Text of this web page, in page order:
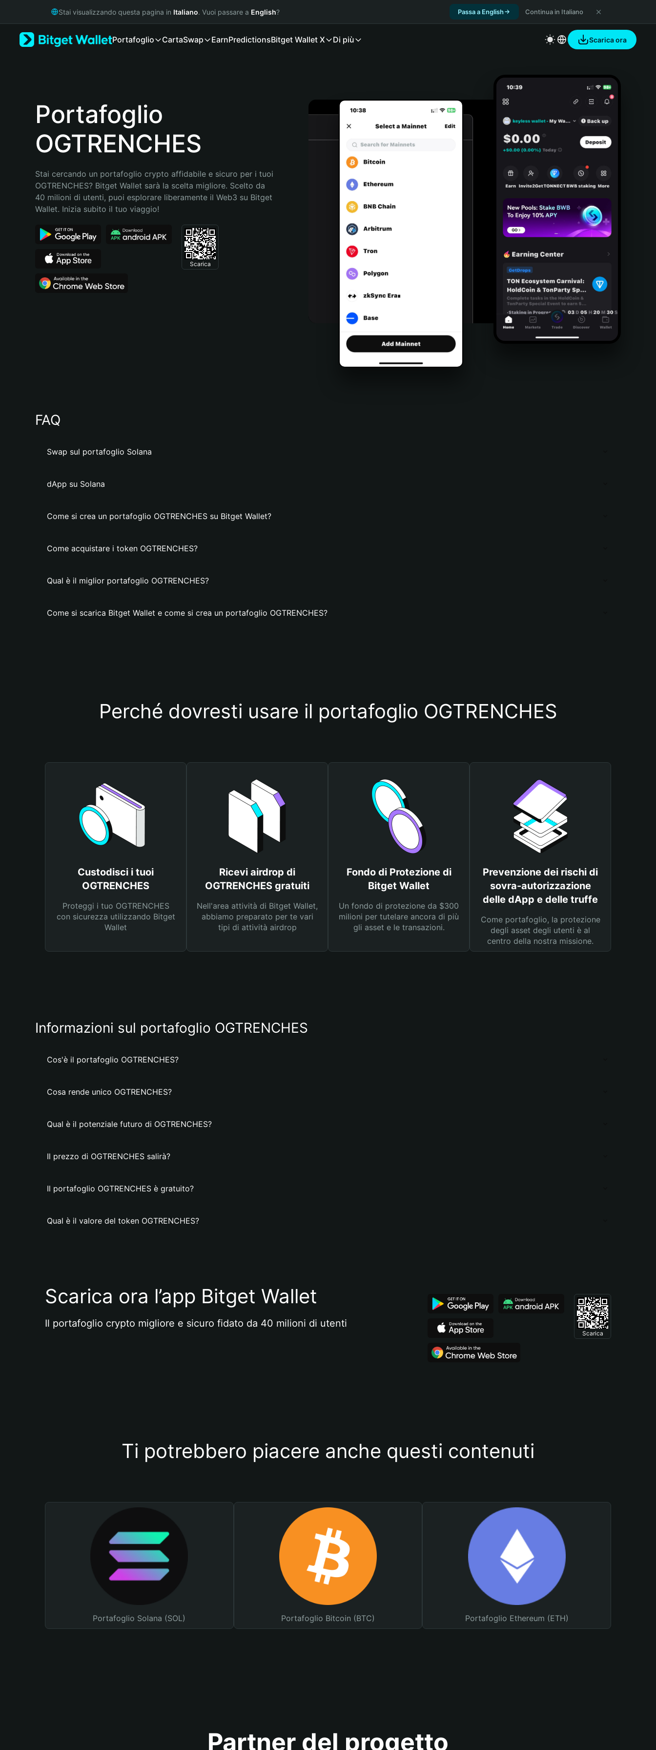
Русский
Português (Portugal)
Bahasa Indonesia
Português (Brasil)
Stai visualizzando questa pagina in Italiano. Vuoi passare a English? Passa a English Continua in Italiano
Portafoglio CartaSwap EarnPredictionsBitget Wallet X Di più Scarica ora
Portafoglio
OGTRENCHES
Stai cercando un portafoglio crypto affidabile e sicuro per i tuoi
OGTRENCHES? Bitget Wallet sarà la scelta migliore. Scelto da
40 milioni di utenti, puoi esplorare liberamente il Web3 su Bitget
Wallet. Inizia subito il tuo viaggio!
Scarica
FAQ
Swap sul portafoglio Solana
dApp su Solana
Come si crea un portafoglio OGTRENCHES su Bitget Wallet?
Come acquistare i token OGTRENCHES?
Qual è il miglior portafoglio OGTRENCHES?
Come si scarica Bitget Wallet e come si crea un portafoglio OGTRENCHES?
Perché dovresti usare il portafoglio OGTRENCHES
Custodisci i tuoi
OGTRENCHES
Proteggi i tuo OGTRENCHES
con sicurezza utilizzando Bitget
Wallet
Ricevi airdrop di
OGTRENCHES gratuiti
Nell'area attività di Bitget Wallet,
abbiamo preparato per te vari
tipi di attività airdrop
Fondo di Protezione di
Bitget Wallet
Un fondo di protezione da $300
milioni per tutelare ancora di più
gli asset e le transazioni.
Prevenzione dei rischi di
sovra-autorizzazione
delle dApp e delle truffe
Come portafoglio, la protezione
degli asset degli utenti è al
centro della nostra missione.
Informazioni sul portafoglio OGTRENCHES
Cos'è il portafoglio OGTRENCHES?
Cosa rende unico OGTRENCHES?
Qual è il potenziale futuro di OGTRENCHES?
Il prezzo di OGTRENCHES salirà?
Il portafoglio OGTRENCHES è gratuito?
Qual è il valore del token OGTRENCHES?
Scarica ora l’app Bitget Wallet
Il portafoglio crypto migliore e sicuro fidato da 40 milioni di utenti
Scarica
Ti potrebbero piacere anche questi contenuti
Portafoglio Solana (SOL) Portafoglio Bitcoin (BTC) Portafoglio Ethereum (ETH)
Partner del progetto